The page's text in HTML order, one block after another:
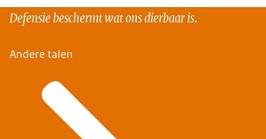
Defensie beschermt wat ons dierbaar is.
Andere talen